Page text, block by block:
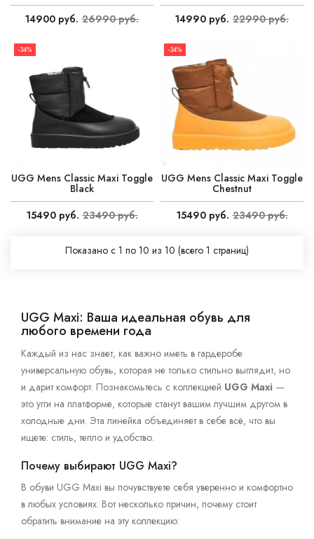
14900 руб. 26990 руб.
14990 руб. 22990 руб.
-34%
UGG Mens Classic Maxi Toggle
Black
15490 руб. 23490 руб.
-34%
UGG Mens Classic Maxi Toggle
Chestnut
15490 руб. 23490 руб.
Показано с 1 по 10 из 10 (всего 1 страниц)
UGG Maxi: Ваша идеальная обувь для
любого времени года
Каждый из нас знает, как важно иметь в гардеробе
универсальную обувь, которая не только стильно выглядит, но
и дарит комфорт. Познакомьтесь с коллекцией UGG Maxi —
это угги на платформе, которые станут вашим лучшим другом в
холодные дни. Эта линейка объединяет в себе всё, что вы
ищете: стиль, тепло и удобство.
Почему выбирают UGG Maxi?
В обуви UGG Maxi вы почувствуете себя уверенно и комфортно
в любых условиях. Вот несколько причин, почему стоит
обратить внимание на эту коллекцию: